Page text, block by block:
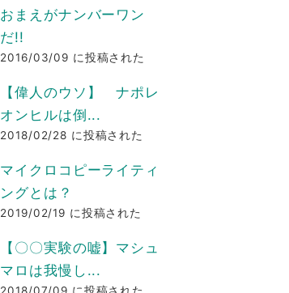
おまえがナンバーワン
だ!!
2016/03/09 に投稿された
【偉人のウソ】 ナポレ
オンヒルは倒...
2018/02/28 に投稿された
マイクロコピーライティ
ングとは？
2019/02/19 に投稿された
【〇〇実験の嘘】マシュ
マロは我慢し...